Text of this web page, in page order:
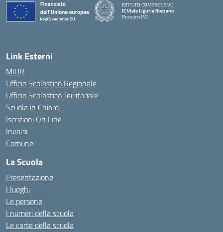
ISTITUTO COMPRENSIVO
IC Viale Liguria Rozzano
Rozzano (MI)
Link Esterni
MIUR
Ufficio Scolastico Regionale
Ufficio Scolastico Territoriale
Scuola in Chiaro
Iscrizioni On Line
Invalsi
Comune
La Scuola
Presentazione
I luoghi
Le persone
I numeri della scuola
Le carte della scuola